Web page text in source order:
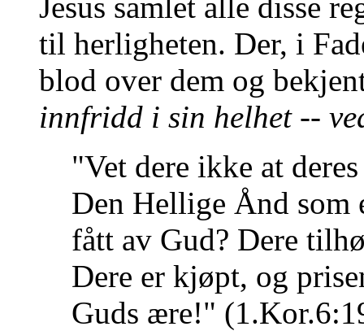
til herligheten. Der, i
blod over dem og
innfridd i sin helhet --
"Vet dere ikke at
Den Hellige Ånd som
fått av Gud? Dere
Dere er kjøpt, og
Guds ære!"